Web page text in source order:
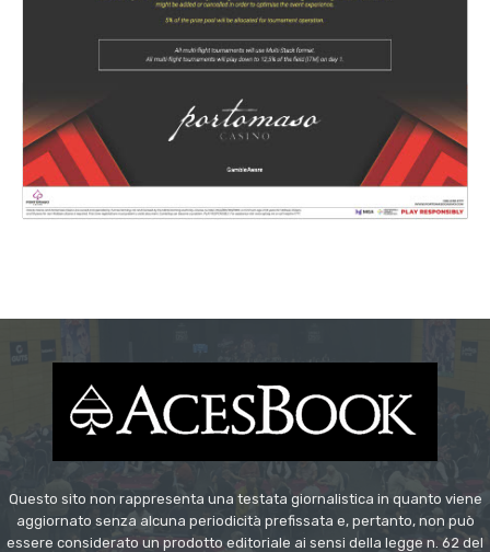
Questo sito non rappresenta una testata giornalistica in quanto viene
aggiornato senza alcuna periodicità prefissata e, pertanto, non può
essere considerato un prodotto editoriale ai sensi della legge n. 62 del